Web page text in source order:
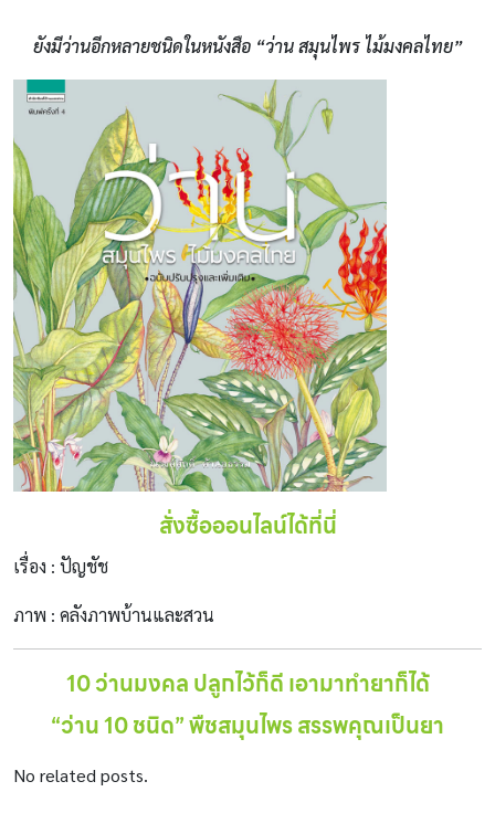
ยังมีว่านอีกหลายชนิดในหนังสือ “ว่าน สมุนไพร ไม้มงคลไทย”
สั่งซื้อออนไลน์ได้ที่นี่
เรื่อง : ปัญชัช
ภาพ : คลังภาพบ้านและสวน
10 ว่านมงคล ปลูกไว้ก็ดี เอามาทำยาก็ได้
“ว่าน 10 ชนิด” พืชสมุนไพร สรรพคุณเป็นยา
No related posts.